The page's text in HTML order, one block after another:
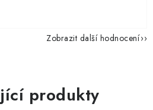
Zobrazit další hodnocení
produkty